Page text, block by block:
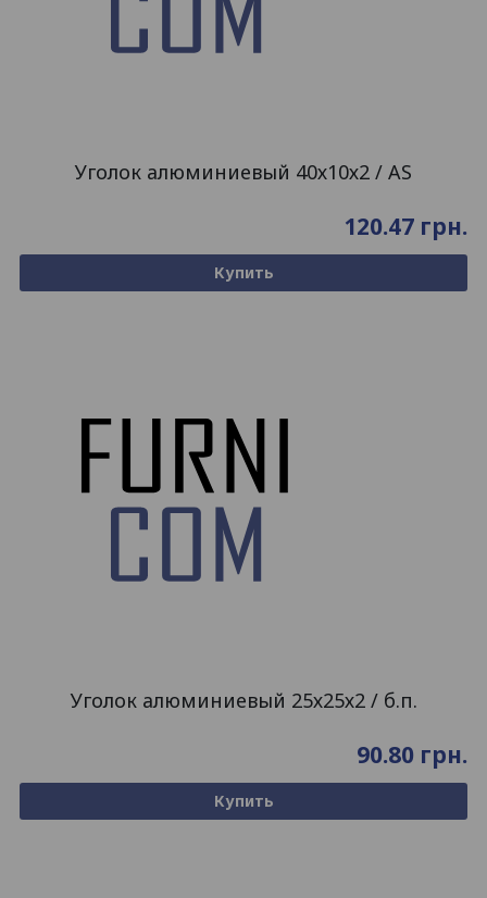
Уголок алюминиевый 40х10х2 / AS
120.47 грн.
Купить
Уголок алюминиевый 25х25х2 / б.п.
90.80 грн.
Купить